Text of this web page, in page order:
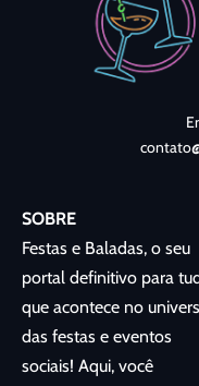
SOBRE
Festas e Baladas, o seu
portal definitivo para
que acontece no
das festas e eventos
sociais! Aqui, você